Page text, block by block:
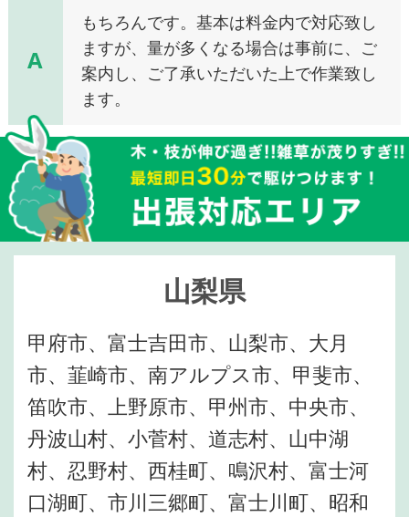
A
もちろんです。基本は料金内で対応致し
ますが、量が多くなる場合は事前に、ご
案内し、ご了承いただいた上で作業致し
ます。
山梨県
甲府市、富士吉田市、山梨市、大月
市、韮崎市、南アルプス市、甲斐市、
笛吹市、上野原市、甲州市、中央市、
丹波山村、小菅村、道志村、山中湖
村、忍野村、西桂町、鳴沢村、富士河
口湖町、市川三郷町、富士川町、昭和